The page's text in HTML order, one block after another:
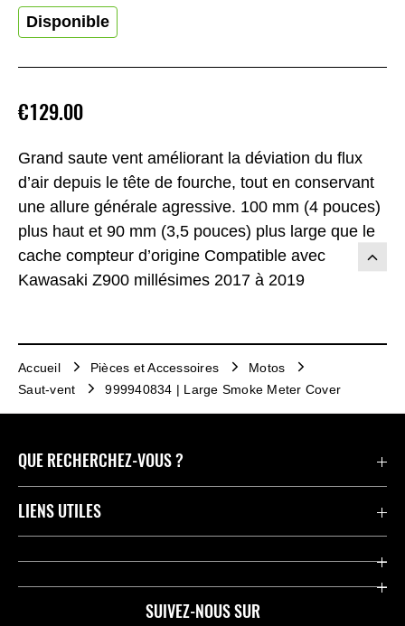
Grand saute vent améliorant la déviation du flux
d’air depuis le tête de fourche, tout en conservant
une allure générale agressive. 100 mm (4 pouces)
plus haut et 90 mm (3,5 pouces) plus large que le
cache compteur d’origine Compatible avec
Kawasaki Z900 millésimes 2017 à 2019
€129.00
Disponible
Accueil Pièces et Accessoires
Motos
Saut-vent
999940834 | Large Smoke Meter Cover
SUIVEZ-NOUS SUR
QUE RECHERCHEZ-VOUS ?
Motos
Compétition
LIENS UTILES
Press